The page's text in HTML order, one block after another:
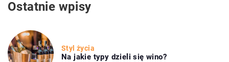
Ostatnie wpisy
Styl życia
Na jakie typy dzieli się wino?